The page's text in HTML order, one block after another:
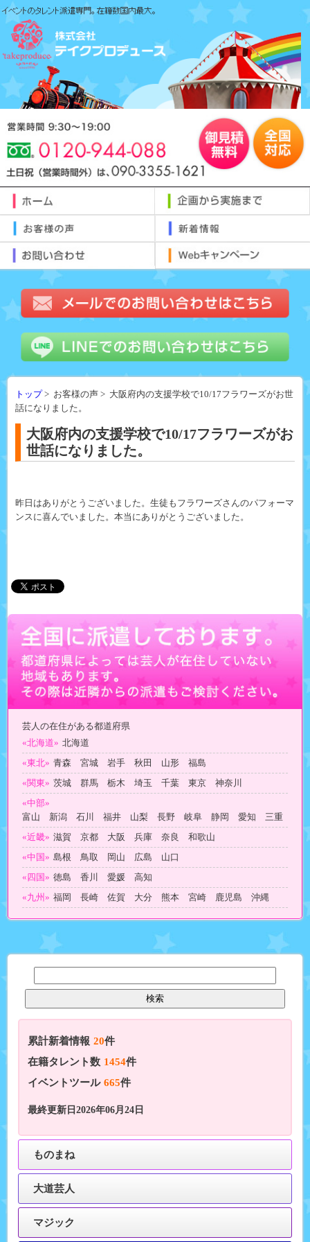
トップ> お客様の声 > 大阪府内の支援学校で10/17フラワーズがお世
話になりました。
大阪府内の支援学校で10/17フラワーズがお
世話になりました。
昨日はありがとうございました。生徒もフラワーズさんのパフォーマ
ンスに喜んでいました。本当にありがとうございました。
芸人の在住がある都道府県
«北海道» 北海道
«東北» 青森 宮城 岩手 秋田 山形 福島
«関東» 茨城 群馬 栃木 埼玉 千葉 東京 神奈川
«中部»
富山 新潟 石川 福井 山梨 長野 岐阜 静岡 愛知 三重
«近畿» 滋賀 京都 大阪 兵庫 奈良 和歌山
«中国» 島根 鳥取 岡山 広島 山口
«四国» 徳島 香川 愛媛 高知
«九州» 福岡 長崎 佐賀 大分 熊本 宮崎 鹿児島 沖縄
累計新着情報 20件
在籍タレント数 1454件
イベントツール 665件
最終更新日2026年06月24日
ものまね
大道芸人
マジック